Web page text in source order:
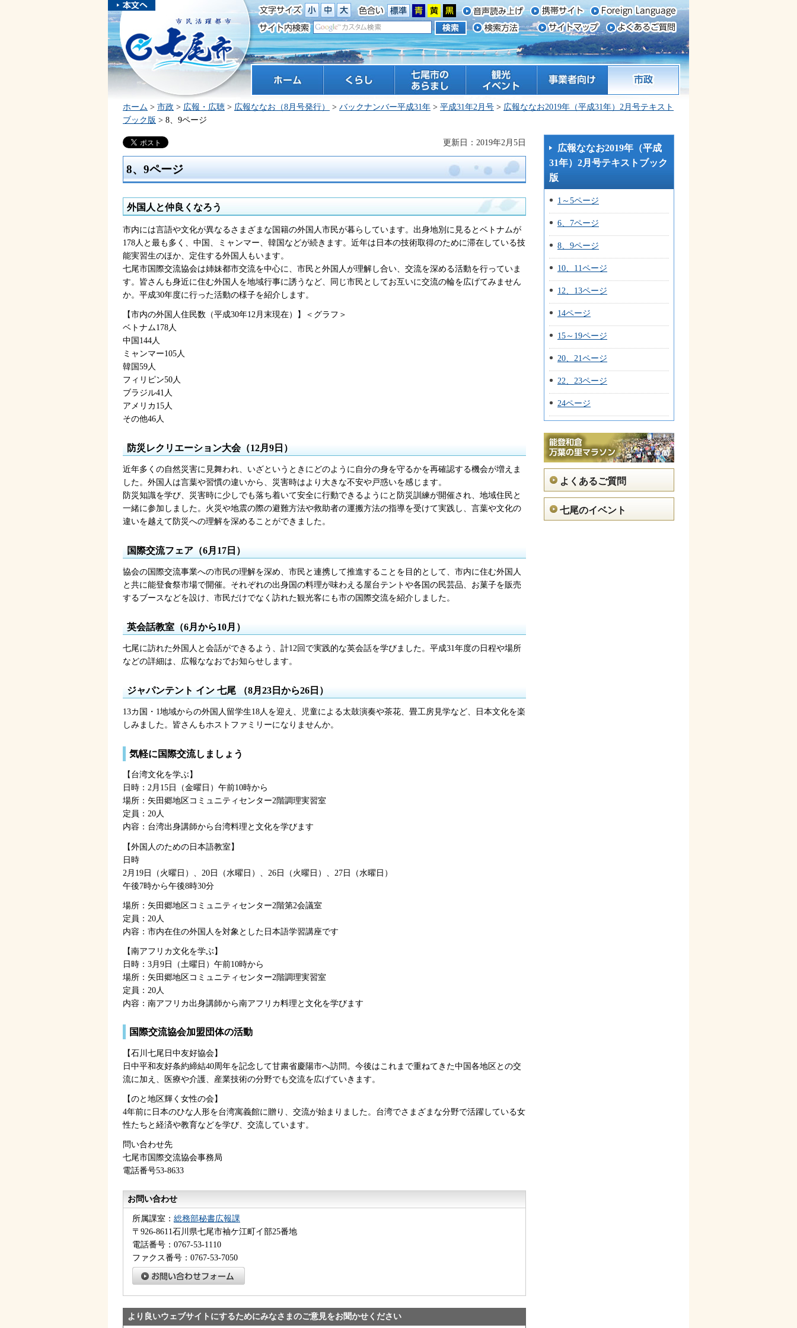
本文へスキ
ップしま
す。
市民活躍都市 七尾市
七尾市のあらまし 観光 イベント 市政
ホーム > 市政 > 広報・広聴 > 広報ななお（8月号発行） > バックナンバー平成31年 > 平成31年2月号 > 広報ななお2019年（平成31年）2月号テキスト
ブック版 > 8、9ページ
更新日：2019年2月5日
8、9ページ
外国人と仲良くなろう
市内には言語や文化が異なるさまざまな国籍の外国人市民が暮らしています。出身地別に見るとベトナムが
178人と最も多く、中国、ミャンマー、韓国などが続きます。近年は日本の技術取得のために滞在している技
能実習生のほか、定住する外国人もいます。
七尾市国際交流協会は姉妹都市交流を中心に、市民と外国人が理解し合い、交流を深める活動を行っていま
す。皆さんも身近に住む外国人を地域行事に誘うなど、同じ市民としてお互いに交流の輪を広げてみません
か。平成30年度に行った活動の様子を紹介します。
【市内の外国人住民数（平成30年12月末現在）】＜グラフ＞
ベトナム178人
中国144人
ミャンマー105人
韓国59人
フィリピン50人
ブラジル41人
アメリカ15人
その他46人
防災レクリエーション大会（12月9日）
近年多くの自然災害に見舞われ、いざというときにどのように自分の身を守るかを再確認する機会が増えま
した。外国人は言葉や習慣の違いから、災害時はより大きな不安や戸惑いを感じます。
防災知識を学び、災害時に少しでも落ち着いて安全に行動できるようにと防災訓練が開催され、地域住民と
一緒に参加しました。火災や地震の際の避難方法や救助者の運搬方法の指導を受けて実践し、言葉や文化の
違いを越えて防災への理解を深めることができました。
国際交流フェア（6月17日）
協会の国際交流事業への市民の理解を深め、市民と連携して推進することを目的として、市内に住む外国人
と共に能登食祭市場で開催。それぞれの出身国の料理が味わえる屋台テントや各国の民芸品、お菓子を販売
するブースなどを設け、市民だけでなく訪れた観光客にも市の国際交流を紹介しました。
英会話教室（6月から10月）
七尾に訪れた外国人と会話ができるよう、計12回で実践的な英会話を学びました。平成31年度の日程や場所
などの詳細は、広報ななおでお知らせします。
ジャパンテント イン 七尾 （8月23日から26日）
13カ国・1地域からの外国人留学生18人を迎え、児童による太鼓演奏や茶花、畳工房見学など、日本文化を楽
しみました。皆さんもホストファミリーになりませんか。
気軽に国際交流しましょう
【台湾文化を学ぶ】
日時：2月15日（金曜日）午前10時から
場所：矢田郷地区コミュニティセンター2階調理実習室
定員：20人
内容：台湾出身講師から台湾料理と文化を学びます
【外国人のための日本語教室】
日時
2月19日（火曜日）、20日（水曜日）、26日（火曜日）、27日（水曜日）
午後7時から午後8時30分
場所：矢田郷地区コミュニティセンター2階第2会議室
定員：20人
内容：市内在住の外国人を対象とした日本語学習講座です
【南アフリカ文化を学ぶ】
日時：3月9日（土曜日）午前10時から
場所：矢田郷地区コミュニティセンター2階調理実習室
定員：20人
内容：南アフリカ出身講師から南アフリカ料理と文化を学びます
国際交流協会加盟団体の活動
【石川七尾日中友好協会】
日中平和友好条約締結40周年を記念して甘粛省慶陽市へ訪問。今後はこれまで重ねてきた中国各地区との交
流に加え、医療や介護、産業技術の分野でも交流を広げていきます。
【のと地区輝く女性の会】
4年前に日本のひな人形を台湾寓義館に贈り、交流が始まりました。台湾でさまざまな分野で活躍している女
性たちと経済や教育などを学び、交流しています。
問い合わせ先
七尾市国際交流協会事務局
電話番号53-8633
お問い合わせ
所属課室： 総務部秘書広報課
〒926-8611石川県七尾市袖ケ江町イ部25番地
電話番号：0767-53-1110
ファクス番号：0767-53-7050
より良いウェブサイトにするためにみなさまのご意見をお聞かせください
広報ななお2019年（平成
31年）2月号テキストブック
版
1～5ページ
6、7ページ
8、9ページ
10、11ページ
12、13ページ
14ページ
15～19ページ
20、21ページ
22、23ページ
24ページ
よくあるご質問
七尾のイベント